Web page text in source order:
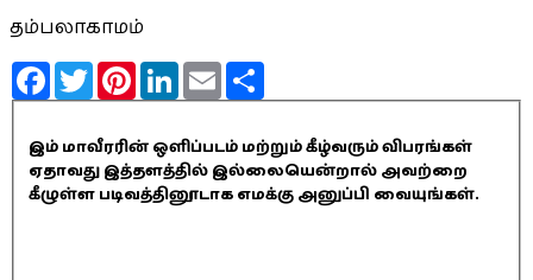
தம்பலாகாமம்
FacebookTwitterPinterestLinkedInEmail
இம் மாவீரரின் ஒளிப்படம் மற்றும் கீழ்வரும் விபரங்கள்
ஏதாவது இத்தளத்தில் இல்லையென்றால் அவற்றை
கீழுள்ள படிவத்தினூடாக எமக்கு அனுப்பி வையுங்கள்.